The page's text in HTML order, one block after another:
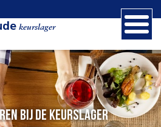
keurslager
bij de Keurslager